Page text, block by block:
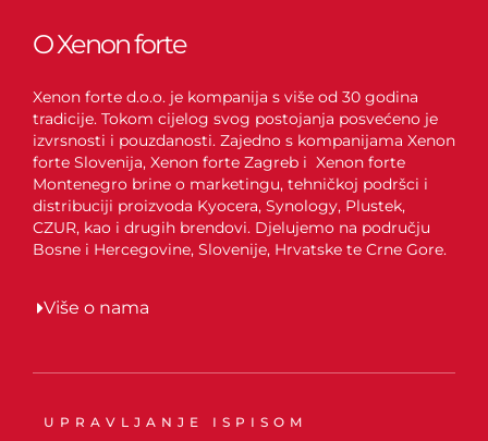
O Xenon forte
Xenon forte d.o.o. je kompanija s više od 30 godina
tradicije. Tokom cijelog svog postojanja posvećeno je
izvrsnosti i pouzdanosti. Zajedno s kompanijama Xenon
forte Slovenija, Xenon forte Zagreb i Xenon forte
Montenegro brine o marketingu, tehničkoj podršci i
distribuciji proizvoda Kyocera, Synology, Plustek,
CZUR, kao i drugih brendovi. Djelujemo na području
Bosne i Hercegovine, Slovenije, Hrvatske te Crne Gore.
Više o nama
UPRAVLJANJE ISPISOM